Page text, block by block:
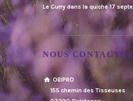
Le Curry dans la quiche 17
NOUS CONTACTER
OBIPRO
155 chemin des Tisseuses